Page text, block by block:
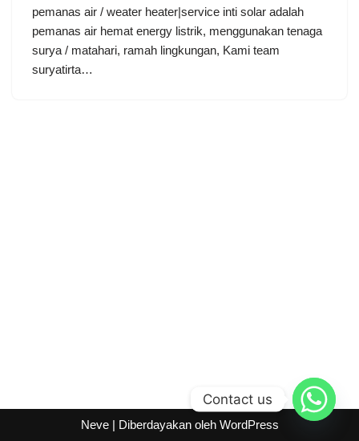
pemanas air / weater heater|service inti solar adalah
pemanas air hemat energy listrik, menggunakan tenaga
surya / matahari, ramah lingkungan, Kami team
suryatirta…
Neve| Diberdayakan oleh WordPress
Contact us